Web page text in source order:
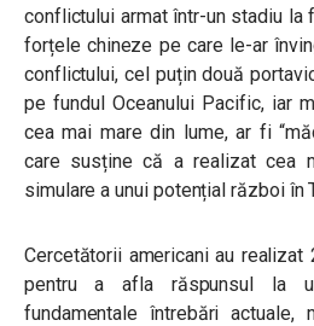
conflictului armat într-un stadiu la
forțele chineze pe care le-ar
conflictului, cel puțin două
pe fundul Oceanului Pacific, iar
cea mai mare din lume, ar fi
care susține că a realizat cea
simulare a unui potențial război în
Cercetătorii americani au
pentru a afla răspunsul la
fundamentale întrebări actuale,